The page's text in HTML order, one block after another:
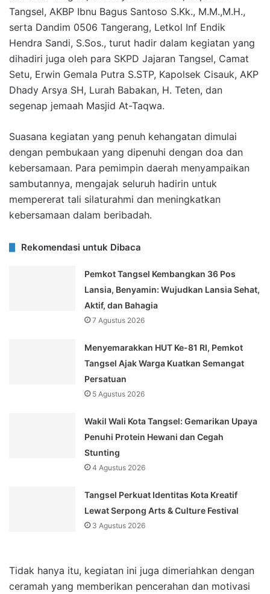
Tangsel, AKBP Ibnu Bagus Santoso S.Kk., M.M.,M.H.,
serta Dandim 0506 Tangerang, Letkol Inf Endik
Hendra Sandi, S.Sos., turut hadir dalam kegiatan yang
dihadiri juga oleh para SKPD Jajaran Tangsel, Camat
Setu, Erwin Gemala Putra S.STP, Kapolsek Cisauk, AKP
Dhady Arsya SH, Lurah Babakan, H. Teten, dan
segenap jemaah Masjid At-Taqwa.
Suasana kegiatan yang penuh kehangatan dimulai
dengan pembukaan yang dipenuhi dengan doa dan
kebersamaan. Para pemimpin daerah menyampaikan
sambutannya, mengajak seluruh hadirin untuk
mempererat tali silaturahmi dan meningkatkan
kebersamaan dalam beribadah.
Rekomendasi untuk Dibaca
Pemkot Tangsel Kembangkan 36 Pos
Lansia, Benyamin: Wujudkan Lansia Sehat,
Aktif, dan Bahagia
7 Agustus 2026
Menyemarakkan HUT Ke-81 RI, Pemkot
Tangsel Ajak Warga Kuatkan Semangat
Persatuan
5 Agustus 2026
Wakil Wali Kota Tangsel: Gemarikan Upaya
Penuhi Protein Hewani dan Cegah
Stunting
4 Agustus 2026
Tangsel Perkuat Identitas Kota Kreatif
Lewat Serpong Arts & Culture Festival
3 Agustus 2026
Tidak hanya itu, kegiatan ini juga dimeriahkan dengan
ceramah yang memberikan pencerahan dan motivasi